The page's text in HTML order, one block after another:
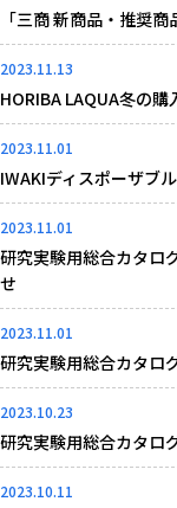
「三商 新商品・推奨
2023.11.13
HORIBA LAQUA冬の
2023.11.01
IWAKIディスポーザブ
2023.11.01
研究実験用総合カタロ
せ
2023.11.01
研究実験用総合カタ
2023.10.23
研究実験用総合カタ
2023.10.11